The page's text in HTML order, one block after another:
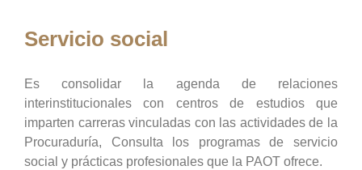
Servicio social
Es consolidar la agenda de relaciones
interinstitucionales con centros de estudios que
imparten carreras vinculadas con las actividades de la
Procuraduría, Consulta los programas de servicio
social y prácticas profesionales que la PAOT ofrece.